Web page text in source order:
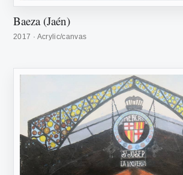
Baeza (Jaén)
2017 · Acrylic/canvas